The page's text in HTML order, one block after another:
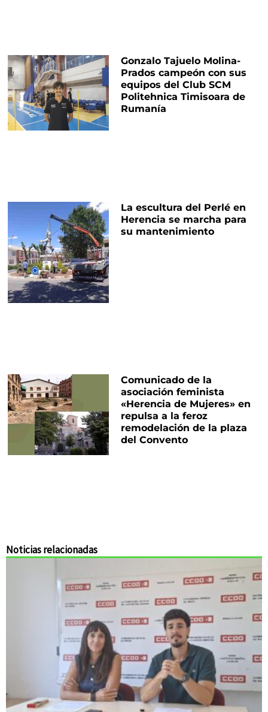
Gonzalo Tajuelo Molina-
Prados campeón con sus
equipos del Club SCM
Politehnica Timisoara de
Rumanía
La escultura del Perlé en
Herencia se marcha para
su mantenimiento
Comunicado de la
asociación feminista
«Herencia de Mujeres» en
repulsa a la feroz
remodelación de la plaza
del Convento
Noticias relacionadas